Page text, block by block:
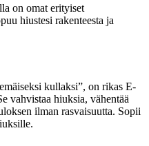
on omat erityiset
hiustesi rakenteesta ja
kullaksi”, on rikas E-
vahvistaa hiuksia, vähentää
ilman rasvaisuutta. Sopii